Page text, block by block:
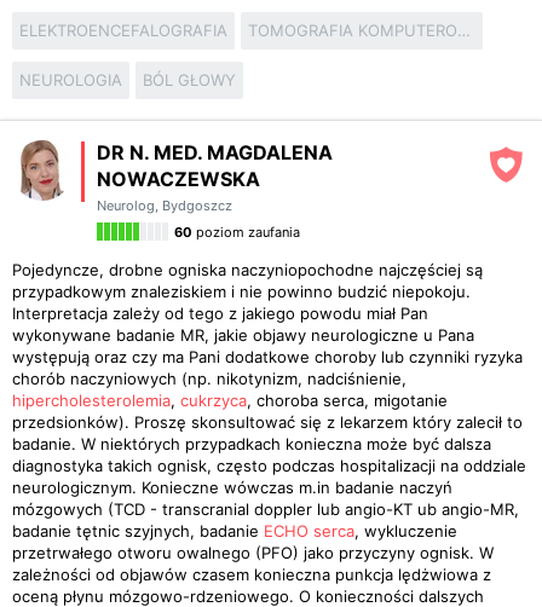
ELEKTROENCEFALOGRAFIA TOMOGRAFIA KOMPUTEROWA
NEUROLOGIA BÓL GŁOWY
DR N. MED. MAGDALENA
NOWACZEWSKA
Neurolog, Bydgoszcz
60 poziom zaufania
Pojedyncze, drobne ogniska naczyniopochodne najczęściej są
przypadkowym znaleziskiem i nie powinno budzić niepokoju.
Interpretacja zależy od tego z jakiego powodu miał Pan
wykonywane badanie MR, jakie objawy neurologiczne u Pana
występują oraz czy ma Pani dodatkowe choroby lub czynniki ryzyka
chorób naczyniowych (np. nikotynizm, nadciśnienie,
hipercholesterolemia, cukrzyca, choroba serca, migotanie
przedsionków). Proszę skonsultować się z lekarzem który zalecił to
badanie. W niektórych przypadkach konieczna może być dalsza
diagnostyka takich ognisk, często podczas hospitalizacji na oddziale
neurologicznym. Konieczne wówczas m.in badanie naczyń
mózgowych (TCD - transcranial doppler lub angio-KT ub angio-MR,
badanie tętnic szyjnych, badanie ECHO serca, wykluczenie
przetrwałego otworu owalnego (PFO) jako przyczyny ognisk. W
zależności od objawów czasem konieczna punkcja lędżwiowa z
oceną płynu mózgowo-rdzeniowego. O konieczności dalszych